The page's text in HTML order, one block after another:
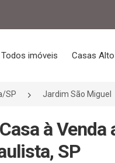
Todos imóveis Casas
SP Jardim São Miguel
à
SP